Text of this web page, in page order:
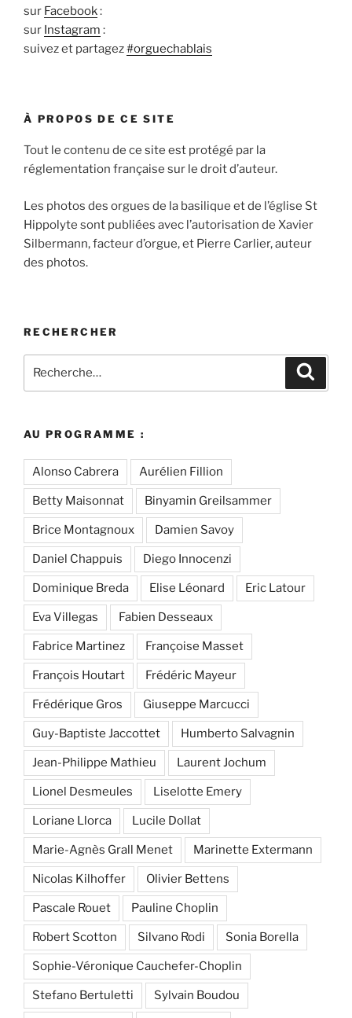
sur Facebook:
sur Instagram :
suivez et partagez#orguechablais
À PROPOS DE CE SITE
Tout le contenu de ce site est protégé par la
réglementation française sur le droit d’auteur.
Les photos des orgues de la basilique et de l’église St
Hippolyte sont publiées avec l’autorisation de Xavier
Silbermann, facteur d’orgue, et Pierre Carlier, auteur
des photos.
RECHERCHER
pour
AU PROGRAMME :
Alonso Cabrera Aurélien Fillion
Betty Maisonnat Binyamin Greilsammer
Brice Montagnoux Damien Savoy
Daniel Chappuis Diego Innocenzi
Dominique Breda Elise Léonard Eric Latour
Eva Villegas Fabien Desseaux
Fabrice Martinez Françoise Masset
François Houtart Frédéric Mayeur
Frédérique Gros Giuseppe Marcucci
Guy-Baptiste Jaccottet Humberto Salvagnin
Jean-Philippe Mathieu Laurent Jochum
Lionel Desmeules Liselotte Emery
Loriane Llorca Lucile Dollat
Marie-Agnès Grall Menet Marinette Extermann
Nicolas Kilhoffer Olivier Bettens
Pascale Rouet Pauline Choplin
Robert Scotton Silvano Rodi Sonia Borella
Sophie-Véronique Cauchefer-Choplin
Stefano Bertuletti Sylvain Boudou